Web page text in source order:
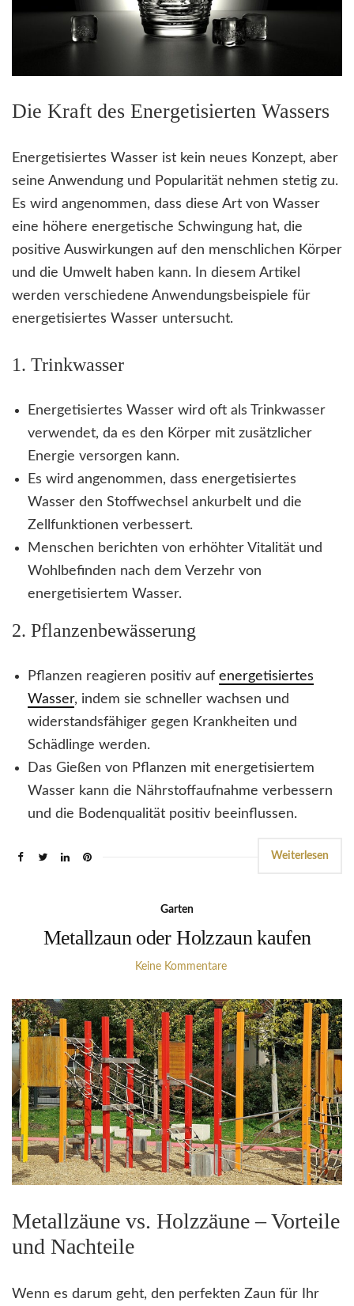
Die Kraft des Energetisierten Wassers
Energetisiertes Wasser ist kein neues Konzept, aber
seine Anwendung und Popularität nehmen stetig zu.
Es wird angenommen, dass diese Art von Wasser
eine höhere energetische Schwingung hat, die
positive Auswirkungen auf den menschlichen Körper
und die Umwelt haben kann. In diesem Artikel
werden verschiedene Anwendungsbeispiele für
energetisiertes Wasser untersucht.
1. Trinkwasser
Energetisiertes Wasser wird oft als Trinkwasser
verwendet, da es den Körper mit zusätzlicher
Energie versorgen kann.
Es wird angenommen, dass energetisiertes
Wasser den Stoffwechsel ankurbelt und die
Zellfunktionen verbessert.
Menschen berichten von erhöhter Vitalität und
Wohlbefinden nach dem Verzehr von
energetisiertem Wasser.
2. Pflanzenbewässerung
Pflanzen reagieren positiv auf energetisiertes
Wasser, indem sie schneller wachsen und
widerstandsfähiger gegen Krankheiten und
Schädlinge werden.
Das Gießen von Pflanzen mit energetisiertem
Wasser kann die Nährstoffaufnahme verbessern
und die Bodenqualität positiv beeinflussen.
Weiterlesen
Garten
Metallzaun oder Holzzaun kaufen
Keine Kommentare
Metallzäune vs. Holzzäune – Vorteile
und Nachteile
Wenn es darum geht, den perfekten Zaun für Ihr